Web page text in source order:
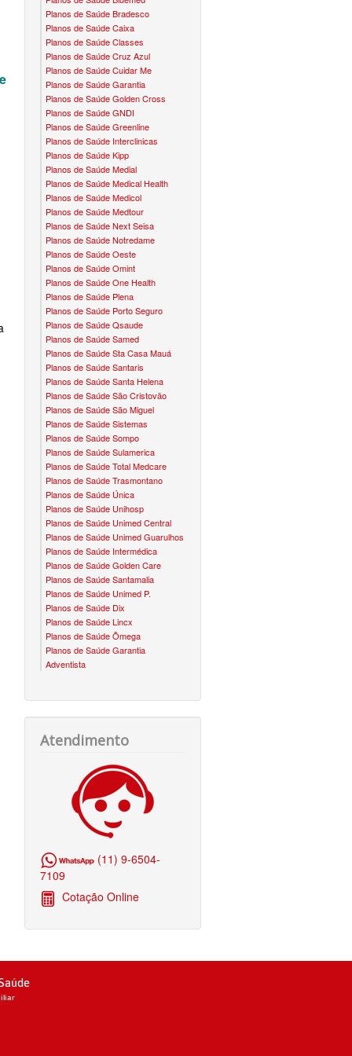
DE SAÚDE INFANTIL
SAÚDE INFANTIL
DE SAÚDE INFANTIL
PLANO DE SAÚDE INFANTIL
PLANO DE SAÚDE INFANTIL
DE SAÚDE INFANTIL
PLANO DE SAÚDE INFANTIL
PLANO DE SAÚDE INFANTIL
PLANO DE SAÚDE INFANTIL
SAÚDE INFANTIL
DE SAÚDE INFANTIL
QSAÚDE PLANO DE SAÚDE SÊNIOR
SANTA HELENA PLANO DE SAÚDE SÊNIOR
SÃO CRISTOVÃO PLANO DE SAÚDE SÊNIOR
TOTAL MEDCARE PLANO DE SAÚDE SÊNIOR
TRANSMONTANO PLANO DE SAÚDE SÊNIOR
ÚNICA PLANO DE SAÚDE SÊNIOR
UNIHOSP PLANO DE SAÚDE SÊNIOR
CONVÊNIO EM CAJAMAR
CONVÊNIO EM CARAPICUÍBA
CONVÊNIO EM COTIA
CONVÊNIO EM DIADEMA
CONVÊNIO EM FERRAZ
CONVÊNIO EM FRANCISCO MORATO
CONVÊNIO EM FRANCO DA ROCHA
CONVÊNIO EM GUARULHOS
CONVÊNIO EM ITAPEVI
CONVÊNIO EM MAUÁ
CONVÊNIO EM MOGI DAS CRUZES
CONVÊNIO EM OSASCO
CONVÊNIO EM POÁ
CONVÊNIO EM RIBEIRÃO PIRES
CONVÊNIO EM SANTA ISABEL
CONVÊNIO EM SANTO ANDRÉ
CONVÊNIO EM SUZANO
CONVÊNIO EM TABOÃO DA SERRA
PLANO ODONTO DENTALPAR
PLANO ODONTO GREEN
PLANO ODONTO INTERODONTO
PLANO ODONTO METLIFE
PLANO ODONTO PLENA
PLANO ODONTO PREVIDENT
PLANO ODONTO ODONTOPREV
PLANO ODONTO ONE
PLANO ODONTO SÃO CRISTOVÃO
PLANO ODONTO SULAMERICA
PLANO ODONTO UNIODONTO
PLANO ODONTO UNIMED
ALLCARE
BEST LIFE
CORPORE
DIVICOM
HEBROM
LIFE CLASS
NUNES & GROSSI
OURO BRASIL
VOCÊ CLUBE
Planos de Saúde Bradesco
Planos de Saúde Caixa
Planos de Saúde Classes
Planos de Saúde Cruz Azul
Planos de Saúde Cuidar Me
Planos de Saúde Garantia
Planos de Saúde Golden Cross
Planos de Saúde GNDI
Planos de Saúde Greenline
Planos de Saúde Interclinicas
Planos de Saúde Kipp
Planos de Saúde Medial
Planos de Saúde Medical Health
Planos de Saúde Medicol
Planos de Saúde Medtour
Planos de Saúde Next Seisa
Planos de Saúde Notredame
Planos de Saúde Oeste
Planos de Saúde Omint
Planos de Saúde One Health
Planos de Saúde Plena
Planos de Saúde Porto Seguro
Planos de Saúde Qsaude
Planos de Saúde Samed
Planos de Saúde Sta Casa Mauá
Planos de Saúde Santaris
Planos de Saúde Santa Helena
Planos de Saúde São Cristovão
Planos de Saúde São Miguel
Planos de Saúde Sistemas
Planos de Saúde Sompo
Planos de Saúde Sulamerica
Planos de Saúde Total Medcare
Planos de Saúde Trasmontano
Planos de Saúde Única
Planos de Saúde Unihosp
Planos de Saúde Unimed Central
Planos de Saúde Unimed Guarulhos
Planos de Saúde Intermédica
Planos de Saúde Golden Care
Planos de Saúde Santamalia
Planos de Saúde Unimed P.
Planos de Saúde Dix
Planos de Saúde Lincx
Planos de Saúde Ômega
Planos de Saúde Garantia
Adventista
Atendimento
(11) 9-6504-
7109
Cotação Online